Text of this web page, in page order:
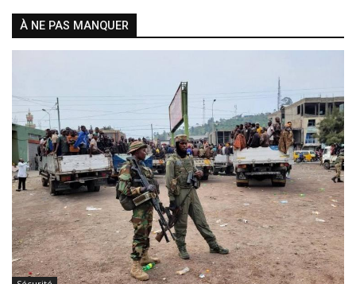
À NE PAS MANQUER